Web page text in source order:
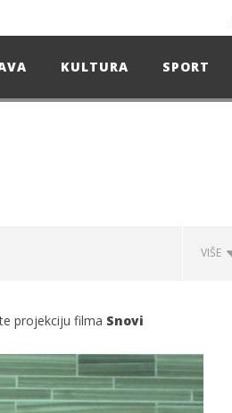
KULTURA SPORT
VIŠE
projekciju filma Snovi